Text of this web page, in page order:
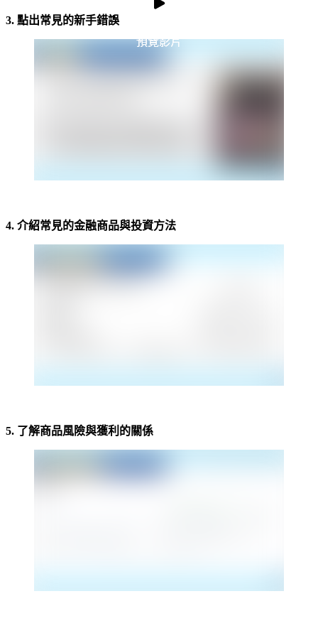
預覽影片
3. 點出常見的新手錯誤
4. 介紹常見的金融商品與投資方法
5. 了解商品風險與獲利的關係
預覽影片